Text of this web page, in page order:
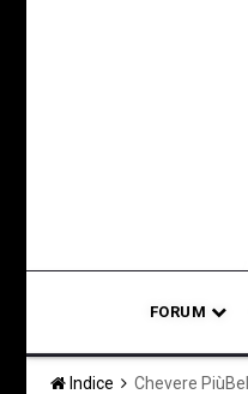
FORUM
Indice Chevere